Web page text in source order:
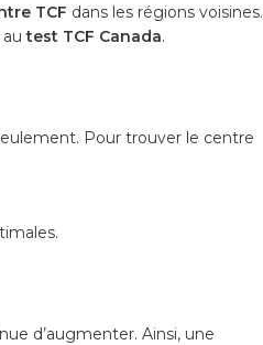
TCF dans les régions voisines.
autest TCF Canada.
Pour trouver le centre
d’augmenter. Ainsi, une